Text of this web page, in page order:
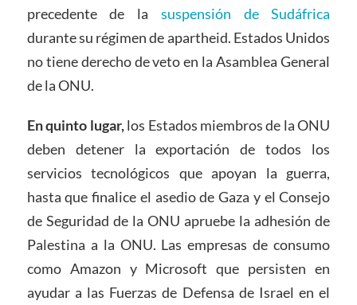
precedente de la suspensión de Sudáfrica
durante su régimen de apartheid. Estados Unidos
no tiene derecho de veto en la Asamblea General
de la ONU.
En quinto lugar,los Estados miembros de la ONU
deben detener la exportación de todos los
servicios tecnológicos que apoyan la guerra,
hasta que finalice el asedio de Gaza y el Consejo
de Seguridad de la ONU apruebe la adhesión de
Palestina a la ONU. Las empresas de consumo
como Amazon y Microsoft que persisten en
ayudar a las Fuerzas de Defensa de Israel en el